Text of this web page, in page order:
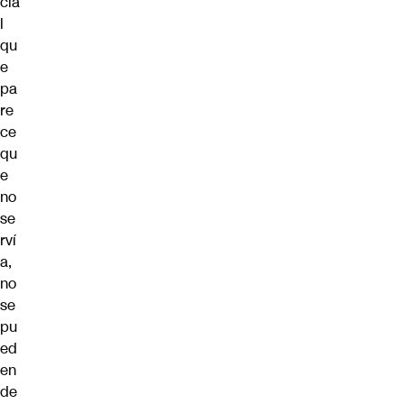
l
qu
e
pa
re
ce
qu
e
no
se
rví
a,
no
se
pu
ed
en
de